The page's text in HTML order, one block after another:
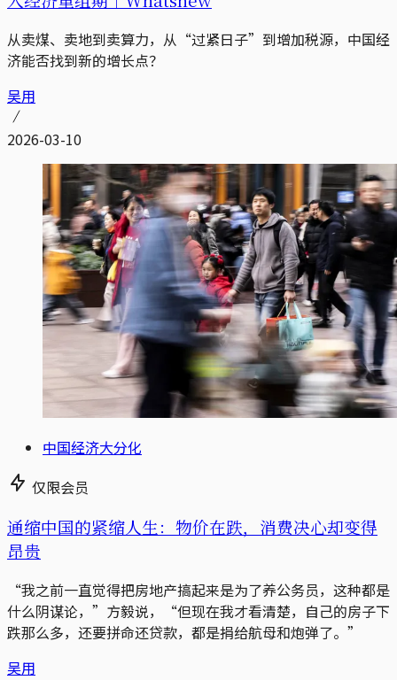
从卖煤、卖地到卖算力，从“过紧日子”到增加税源，中国经
济能否找到新的增长点？
吴用
2026-03-10
中国经济大分化
仅限会员
通缩中国的紧缩人生：物价在跌，消费决心却变得
昂贵
“我之前一直觉得把房地产搞起来是为了养公务员，这种都是
什么阴谋论，”方毅说，“但现在我才看清楚，自己的房子下
跌那么多，还要拼命还贷款，都是捐给航母和炮弹了。”
吴用